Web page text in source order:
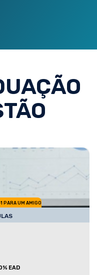
PARA UM AMIGO
EAD